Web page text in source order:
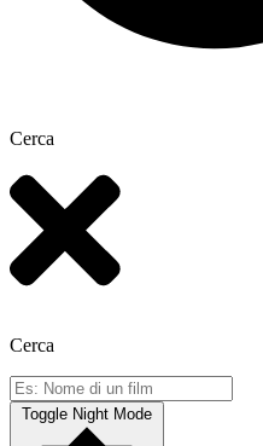
Cerca
Cerca
Toggle Night Mode